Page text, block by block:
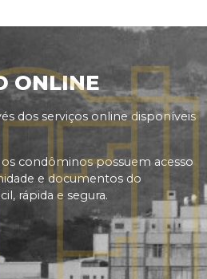
ONLINE
dos serviços online disponíveis
condôminos possuem acesso
e documentos do
rápida e segura.